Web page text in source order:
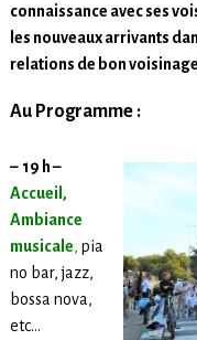
connaissance avec ses
les nouveaux arrivants
relations de bon
Au Programme :
– 19 h –
Accueil,
Ambiance
musicale, pia
no bar, jazz,
bossa nova,
etc…